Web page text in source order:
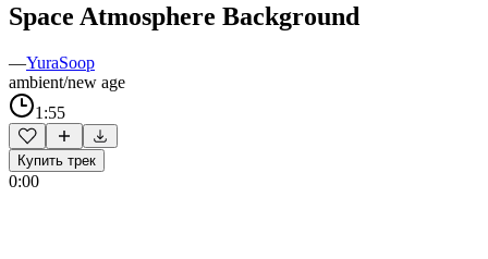
Space Atmosphere Background
—YuraSoop
ambient/new age
1:55
Купить трек
0:00